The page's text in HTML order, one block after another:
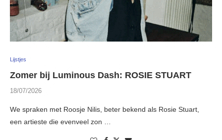
Lijstjes
Zomer bij Luminous Dash: ROSIE STUART
18/07/2026
We spraken met Roosje Nilis, beter bekend als Rosie Stuart,
een artieste die evenveel zon …